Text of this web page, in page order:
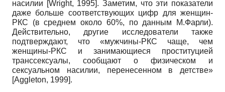
насилии [Wright, 1995]. Заметим, что эти показатели
даже больше соответствующих цифр для женщин-
РКС (в среднем около 60%, по данным М.Фарли).
Действительно, другие исследователи также
подтверждают, что «мужчины-РКС чаще, чем
женщины-РКС и занимающиеся проституцией
транссексуалы, сообщают о физическом и
сексуальном насилии, перенесенном в детстве»
[Aggleton, 1999].